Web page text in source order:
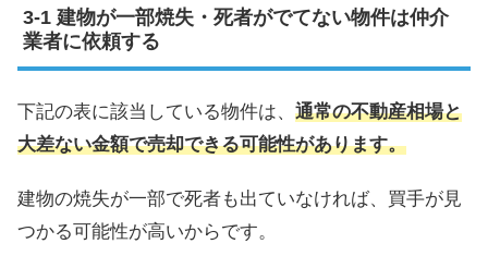
建物が一部焼失・死者がでてない物件は仲介
業者に依頼する
下記の表に該当している物件は、 通常の不動産相場と
大差ない金額で売却できる可能性があります。
建物の焼失が一部で死者も出ていなければ、買手が見
つかる可能性が高いからです。